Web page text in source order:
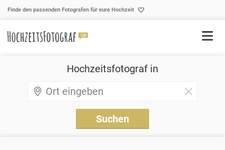
Finde den passenden Fotografen für eure Hochzeit
Hochzeitsfotograf in